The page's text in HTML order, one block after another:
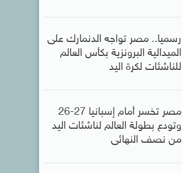
رسميا.. مصر تواجه الدنمارك على
الميدالية البرونزية بكأس العالم
للناشئات لكرة اليد
مصر تخسر أمام إسبانيا 27-26
وتودع بطولة العالم لناشئات اليد
من نصف النهائى